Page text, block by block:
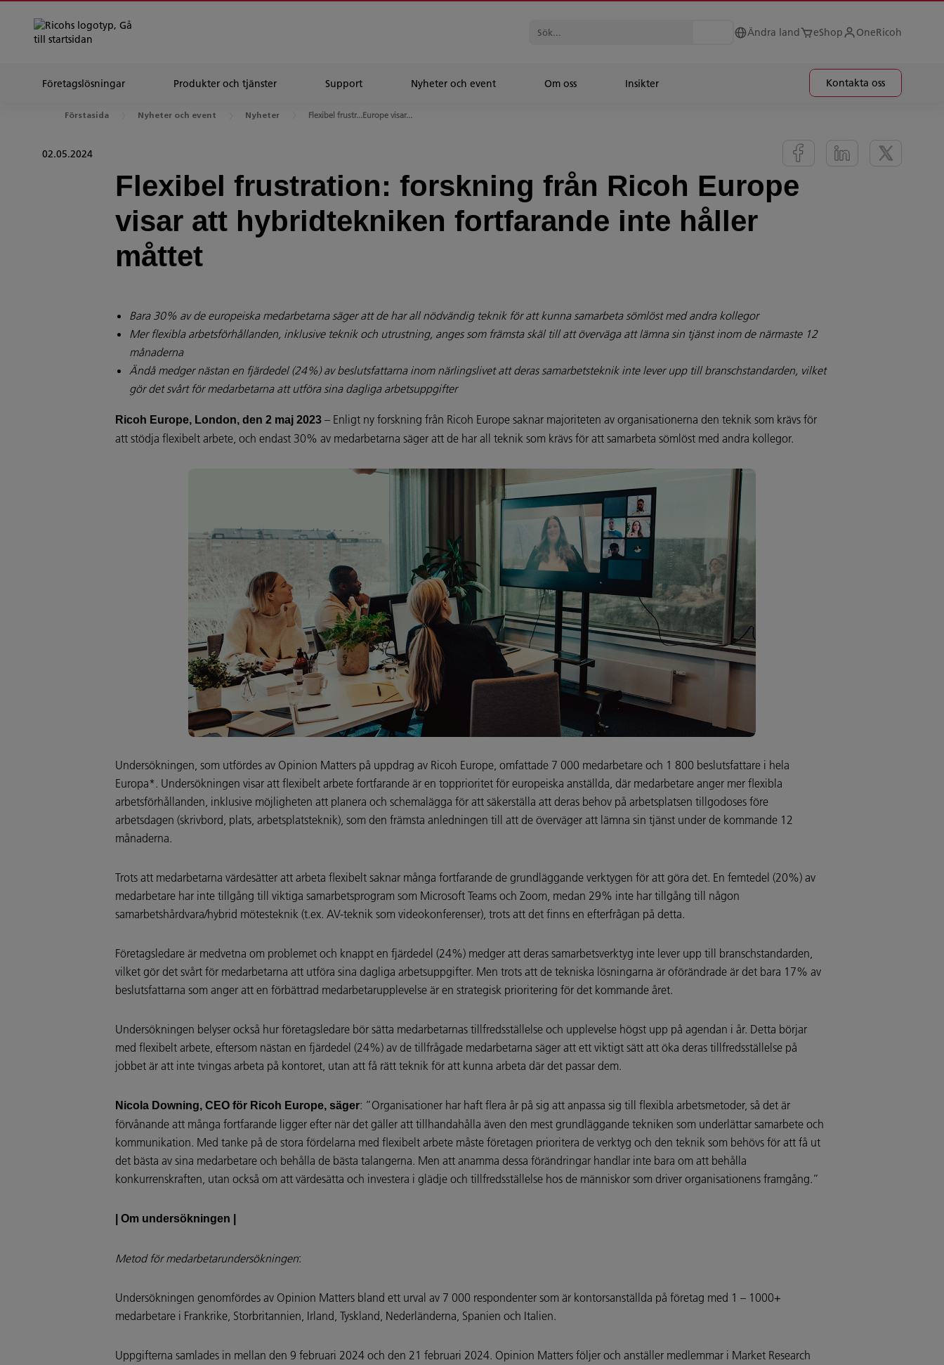
Ändra land eShop OneRicoh
Företagslösningar Produkter och tjänster Support Nyheter och event Om oss Insikter Kontakta oss
Förstasida Nyheter och event Nyheter Flexibel frustr...Europe visar...
02.05.2024
Flexibel frustration: forskning från Ricoh Europe
visar att hybridtekniken fortfarande inte håller
måttet
Bara 30% av de europeiska medarbetarna säger att de har all nödvändig teknik för att kunna samarbeta sömlöst med andra kollegor
Mer flexibla arbetsförhållanden, inklusive teknik och utrustning, anges som främsta skäl till att överväga att lämna sin tjänst inom de närmaste 12
månaderna
Ändå medger nästan en fjärdedel (24%) av beslutsfattarna inom närlingslivet att deras samarbetsteknik inte lever upp till branschstandarden, vilket
gör det svårt för medarbetarna att utföra sina dagliga arbetsuppgifter
Ricoh Europe, London, den 2 maj 2023 – Enligt ny forskning från Ricoh Europe saknar majoriteten av organisationerna den teknik som krävs för
att stödja flexibelt arbete, och endast 30% av medarbetarna säger att de har all teknik som krävs för att samarbeta sömlöst med andra kollegor.
Undersökningen, som utfördes av Opinion Matters på uppdrag av Ricoh Europe, omfattade 7 000 medarbetare och 1 800 beslutsfattare i hela
Europa*. Undersökningen visar att flexibelt arbete fortfarande är en topprioritet för europeiska anställda, där medarbetare anger mer flexibla
arbetsförhållanden, inklusive möjligheten att planera och schemalägga för att säkerställa att deras behov på arbetsplatsen tillgodoses före
arbetsdagen (skrivbord, plats, arbetsplatsteknik), som den främsta anledningen till att de överväger att lämna sin tjänst under de kommande 12
månaderna.
Trots att medarbetarna värdesätter att arbeta flexibelt saknar många fortfarande de grundläggande verktygen för att göra det. En femtedel (20%) av
medarbetare har inte tillgång till viktiga samarbetsprogram som Microsoft Teams och Zoom, medan 29% inte har tillgång till någon
samarbetshårdvara/hybrid mötesteknik (t.ex. AV-teknik som videokonferenser), trots att det finns en efterfrågan på detta.
Företagsledare är medvetna om problemet och knappt en fjärdedel (24%) medger att deras samarbetsverktyg inte lever upp till branschstandarden,
vilket gör det svårt för medarbetarna att utföra sina dagliga arbetsuppgifter. Men trots att de tekniska lösningarna är oförändrade är det bara 17% av
beslutsfattarna som anger att en förbättrad medarbetarupplevelse är en strategisk prioritering för det kommande året.
Undersökningen belyser också hur företagsledare bör sätta medarbetarnas tillfredsställelse och upplevelse högst upp på agendan i år. Detta börjar
med flexibelt arbete, eftersom nästan en fjärdedel (24%) av de tillfrågade medarbetarna säger att ett viktigt sätt att öka deras tillfredsställelse på
jobbet är att inte tvingas arbeta på kontoret, utan att få rätt teknik för att kunna arbeta där det passar dem.
Nicola Downing, CEO för Ricoh Europe, säger: ”Organisationer har haft flera år på sig att anpassa sig till flexibla arbetsmetoder, så det är
förvånande att många fortfarande ligger efter när det gäller att tillhandahålla även den mest grundläggande tekniken som underlättar samarbete och
kommunikation. Med tanke på de stora fördelarna med flexibelt arbete måste företagen prioritera de verktyg och den teknik som behövs för att få ut
det bästa av sina medarbetare och behålla de bästa talangerna. Men att anamma dessa förändringar handlar inte bara om att behålla
konkurrenskraften, utan också om att värdesätta och investera i glädje och tillfredsställelse hos de människor som driver organisationens framgång.”
| Om undersökningen |
Metod för medarbetarundersökningen:
Undersökningen genomfördes av Opinion Matters bland ett urval av 7 000 respondenter som är kontorsanställda på företag med 1 – 1000+
medarbetare i Frankrike, Storbritannien, Irland, Tyskland, Nederländerna, Spanien och Italien.
Uppgifterna samlades in mellan den 9 februari 2024 och den 21 februari 2024. Opinion Matters följer och anställer medlemmar i Market Research